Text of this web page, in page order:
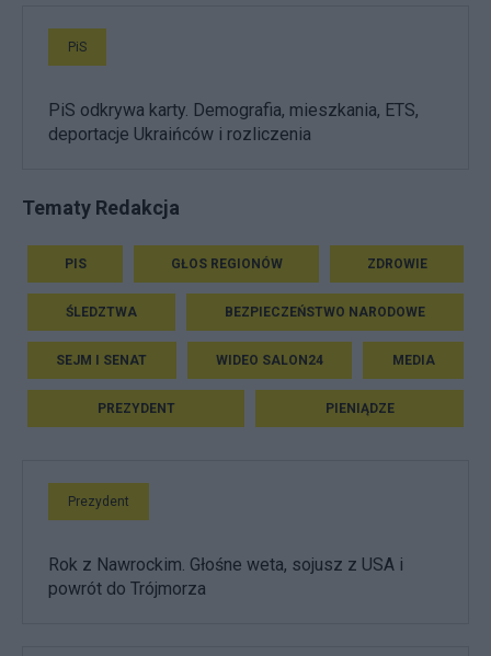
PiS
PiS odkrywa karty. Demografia, mieszkania, ETS,
deportacje Ukraińców i rozliczenia
Tematy Redakcja
PIS GŁOS REGIONÓW ZDROWIE
ŚLEDZTWA BEZPIECZEŃSTWO NARODOWE
SEJM I SENAT WIDEO SALON24 MEDIA
PREZYDENT PIENIĄDZE
Prezydent
Rok z Nawrockim. Głośne weta, sojusz z USA i
powrót do Trójmorza